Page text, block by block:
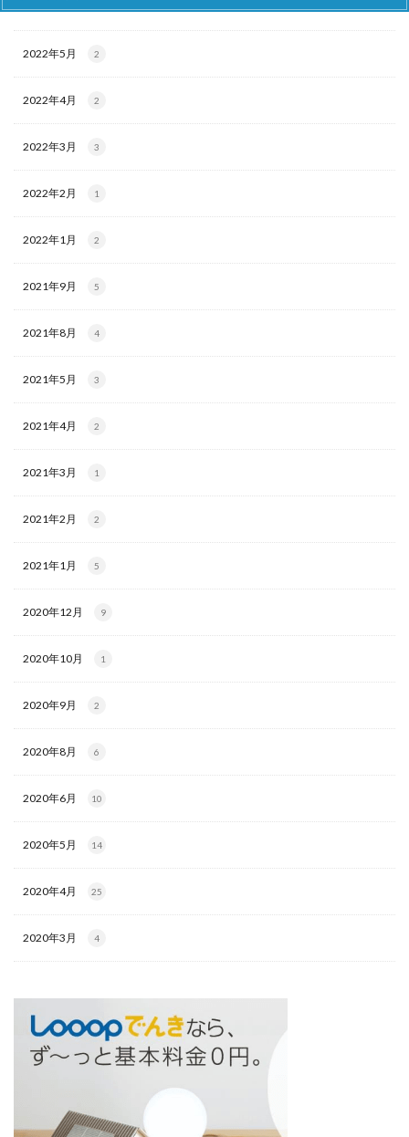
2022年5月 2
2022年4月 2
2022年3月 3
2022年2月 1
2022年1月 2
2021年9月 5
2021年8月 4
2021年5月 3
2021年4月 2
2021年3月 1
2021年2月 2
2021年1月 5
2020年12月 9
2020年10月 1
2020年9月 2
2020年8月 6
2020年6月 10
2020年5月 14
2020年4月 25
2020年3月 4